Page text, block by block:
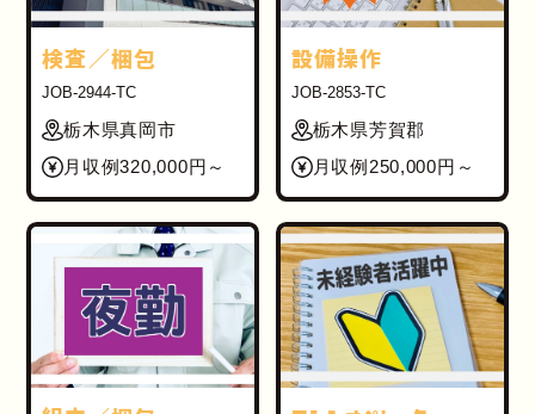
検査／梱包
JOB-2944-TC
栃木県真岡市
月収例320,000円～
設備操作
JOB-2853-TC
栃木県芳賀郡
月収例250,000円～